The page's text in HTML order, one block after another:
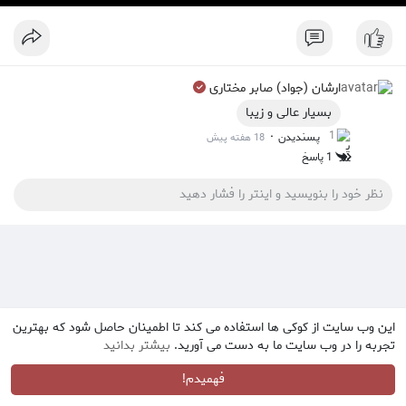
این وب سایت از کوکی ها استفاده می کند تا اطمینان حاصل شود که بهترین
تجربه را در وب سایت ما به دست می آورید. بیشتر بدانید
فهمیدم!
y
ارشان (جواد) صابر مختاری
بسیار عالی و زیبا
1 پسندیدن · 18 هفته پیش